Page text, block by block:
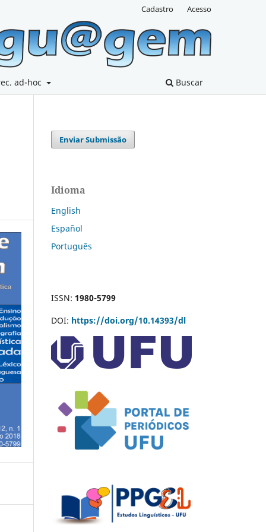
ad-hoc Buscar
Cadastro Acesso
Enviar Submissão
Idioma
English
Español
Português
ISSN: 1980-5799
DOI: https://doi.org/10.14393/dl